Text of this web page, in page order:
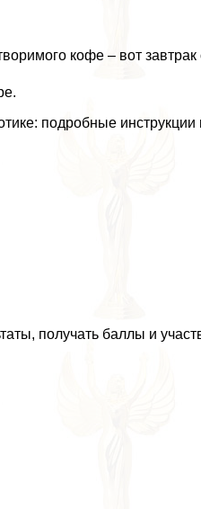
кофе – вот
подробные
получать баллы и